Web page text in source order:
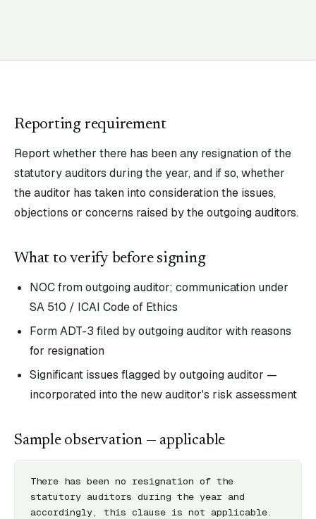
Reporting requirement
Report whether there has been any resignation of the
statutory auditors during the year, and if so, whether
the auditor has taken into consideration the issues,
objections or concerns raised by the outgoing auditors.
What to verify before signing
NOC from outgoing auditor; communication under
SA 510 / ICAI Code of Ethics
Form ADT-3 filed by outgoing auditor with reasons
for resignation
Significant issues flagged by outgoing auditor —
incorporated into the new auditor's risk assessment
Sample observation — applicable
There has been no resignation of the
statutory auditors during the year and
accordingly, this clause is not applicable.